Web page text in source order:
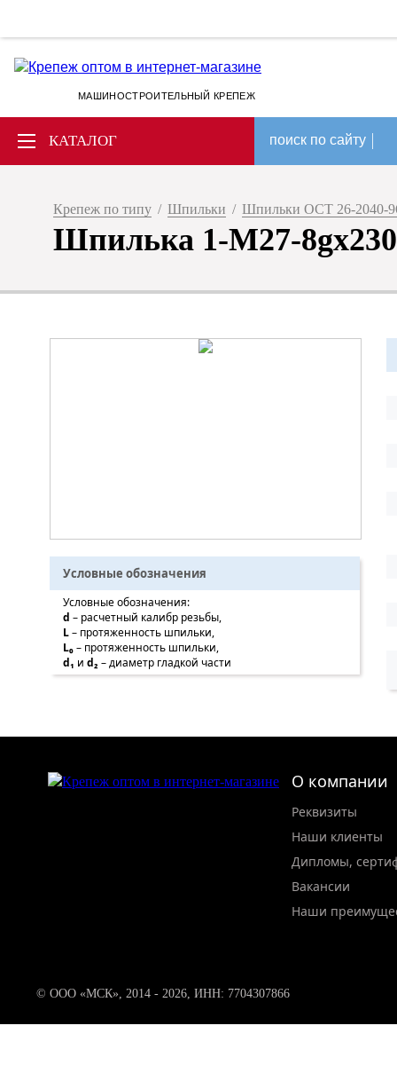
МАШИНОСТРОИТЕЛЬНЫЙ КРЕПЕЖ
КАТАЛОГ поиск по сайту
Крепеж по типу / Шпильки / Шпильки ОСТ 26-2040-
Шпилька 1-М27-
Условные обозначения
Условные обозначения:
d – расчетный калибр резьбы,
L– протяженность шпильки,
L₀– протяженность шпильки,
d₁ и d₂ – диаметр гладкой части
О компании
Реквизиты
Наши клиенты
Дипломы,
Вакансии
Наши
© ООО «МСК», 2014 - 2026, ИНН: 7704307866